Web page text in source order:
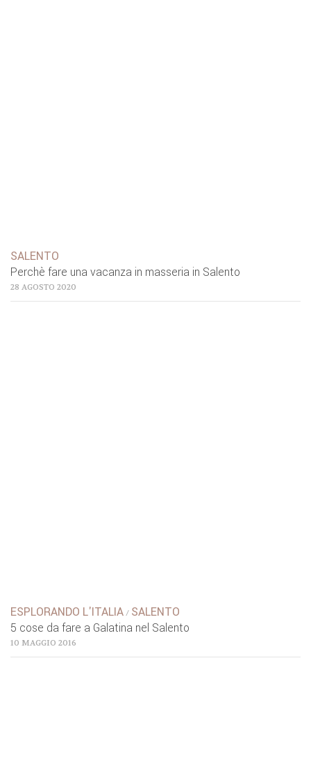
SALENTO
Perchè fare una vacanza in masseria in Salento
28 AGOSTO 2020
ESPLORANDO L'ITALIA / SALENTO
5 cose da fare a Galatina nel Salento
10 MAGGIO 2016